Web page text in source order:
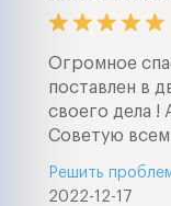
Огромное
поставлен в
своего дела !
Советую
2022-12-17
Решить